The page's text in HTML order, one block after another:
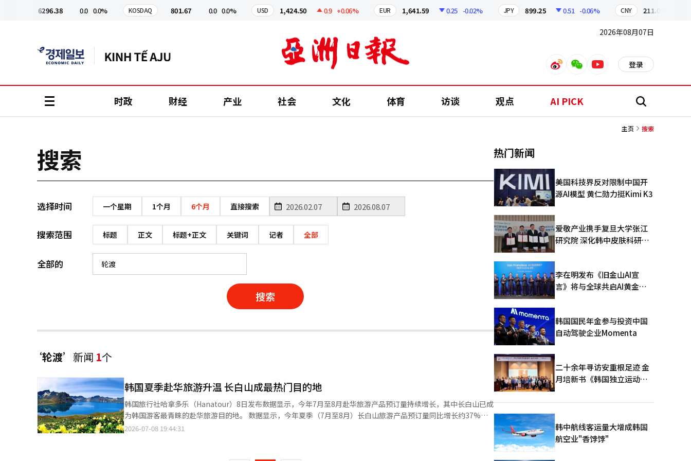
6296.38 0.0 0.0% KOSDAQ 801.67 0.0 0.0% USD 1,424.50 0.9 +0.06% EUR 1,641.59 0.25 -0.02% JPY 899.25 0.51 -0.06% CNY 211.09
2026年08月07日
weiboweixinyoutube 登录
时政 财经 产业 社会 文化 体育 访谈 观点 AI PICK 搜
主页 搜索
搜索
选择时间 一个星期 1个月 6个月 直接搜索
搜索范围 标题 正文 标题+正文 关键词 记者 全部
全部的
搜索
‘轮渡’ 新闻 1个
韩国夏季赴华旅游升温 长白山成最热门目的地
韩国旅行社哈拿多乐（Hanatour）8日发布数据显示，今年7月至8月赴华旅游产品预订量持续增长，其中长白山已成
为韩国游客最青睐的赴华旅游目的地。 数据显示，今年夏季（7月至8月）长白山旅游产品预订量同比增长约37%，
达到张家界旅游产品预订量的2.6倍。哈拿多乐方面表示，长白山夏季气候凉爽，是观赏天池景观的最佳时节，全年
2026-07-08 19:44:31
热门新闻
美国科技界反对限制中国开
源AI模型 黄仁勋力挺Kimi K3
爱敬产业携手复旦大学张江
研究院 深化韩中皮肤科研合
李在明发布《旧金山AI宣
言》将与全球共启AI黄金时
韩国国民年金参与投资中国
自动驾驶企业Momenta
二十余年寻访安重根足迹 金
月培新书《韩国独立运动圣
版
韩中航线客运量大增成韩国
航空业"香饽饽"